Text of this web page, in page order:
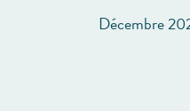
Décembre